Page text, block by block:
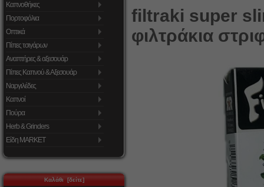
Καπνοθήκες
Πορτοφόλια
Οπτικά
Πίπες τσιγάρων
Αναπτήρες & αξεσουάρ
Πίπες Καπνού & Αξεσουάρ
Ναργιλέδες
Καπνοί
Πούρα
Herb & Grinders
Είδη MARKET
Καλάθι [δείτε]
filtraki super
φιλτράκια